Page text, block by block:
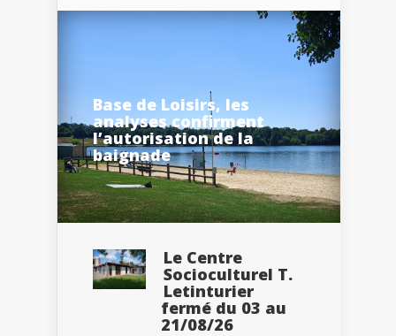
Base de Loisirs, les
analyses confirment
l’autorisation de la
baignade
Le Centre
Socioculturel T.
Letinturier
fermé du 03 au
21/08/26